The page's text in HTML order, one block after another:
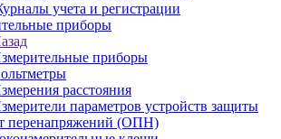
учета и регистрации
приборы
приборы
расстояния
параметров устройств защиты
перенапряжений (ОПН)